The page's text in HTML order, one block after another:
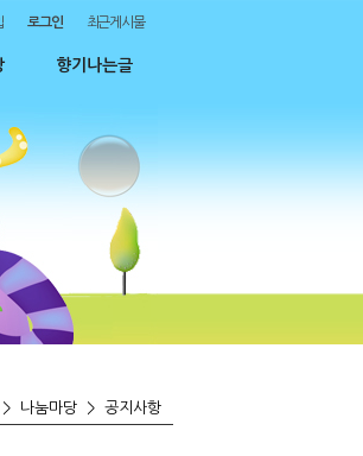
로그인 최근게시물
향기나는글
나눔마당> 공지사항